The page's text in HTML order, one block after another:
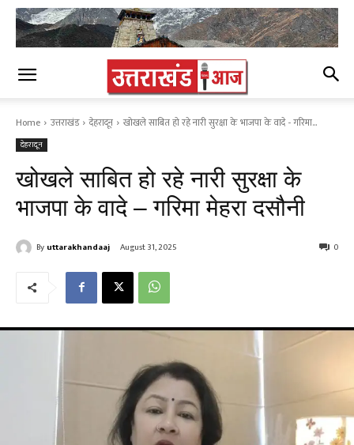
Home उत्तराखंड देहरादून खोखले साबित हो रहे नारी सुरक्षा के भाजपा के वादे - गरिमा...
देहरादून
खोखले साबित हो रहे नारी सुरक्षा के
भाजपा के वादे – गरिमा मेहरा दसौनी
By uttarakhandaaj August 31, 2025 0